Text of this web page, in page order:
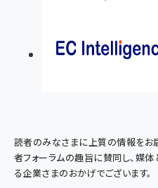
読者のみなさまに上質の情報をお
者フォーラムの趣旨に賛同し、媒
る企業さまのおかげでございます。